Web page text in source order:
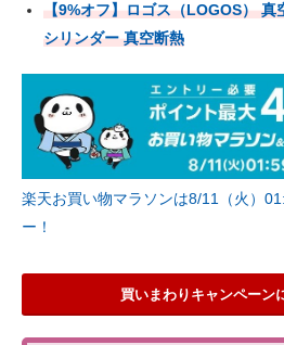
【9%オフ】ロゴス（LOGOS） 真
シリンダー 真空断熱
楽天お買い物マラソンは8/11（火）
ー！
買いまわりキャンペーン